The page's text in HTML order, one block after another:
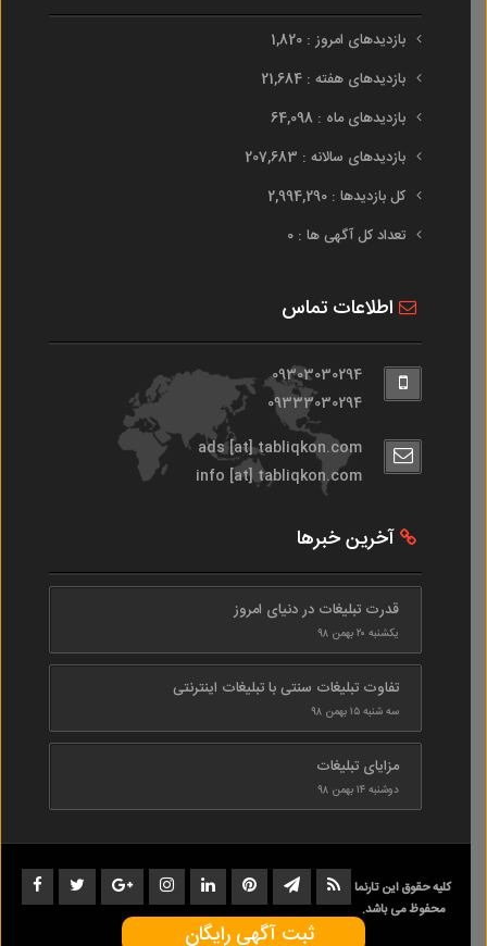
بازدیدهای امروز : 1,820
بازدیدهای هفته : 21,684
بازدیدهای ماه : 64,098
بازدیدهای سالانه : 207,683
کل بازدیدها : 2,994,290
تعداد کل آگهی ها : 0
اطلاعات تماس
09303030294
09333030294
ads [at] tabliqkon.com
info [at] tabliqkon.com
آخرین خبرها
قدرت تبلیغات در دنیای امروز
یکشنبه ۲۰ بهمن ۹۸
تفاوت تبلیغات سنتی با تبلیغات اینترنتی
سه شنبه ۱۵ بهمن ۹۸
مزایای تبلیغات
دوشنبه ۱۴ بهمن ۹۸
کلیه حقوق این تارنما
محفوظ می باشد.
1402-1398
ثبت آگهی رایگان